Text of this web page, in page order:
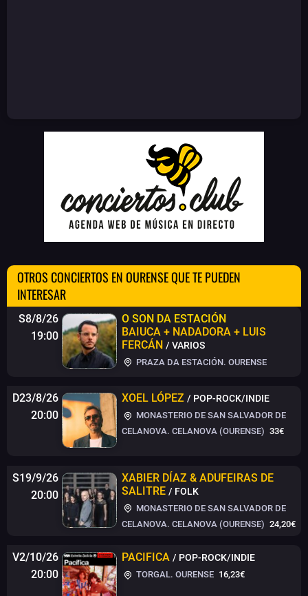
OTROS CONCIERTOS EN OURENSE QUE TE PUEDEN
INTERESAR
S8/8/26
19:00
O SON DA ESTACIÓN
BAIUCA + NADADORA + LUIS
FERCÁN / VARIOS
PRAZA DA ESTACIÓN. OURENSE
D23/8/26
20:00
XOEL LÓPEZ / POP-ROCK/INDIE
MONASTERIO DE SAN SALVADOR DE
CELANOVA. CELANOVA (OURENSE) 33€
S19/9/26
20:00
XABIER DÍAZ & ADUFEIRAS DE
SALITRE / FOLK
MONASTERIO DE SAN SALVADOR DE
CELANOVA. CELANOVA (OURENSE) 24,20€
V2/10/26
20:00
PACIFICA / POP-ROCK/INDIE
TORGAL. OURENSE 16,23€